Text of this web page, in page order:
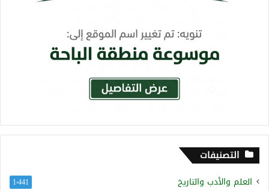
التصنيفات
العلم والأدب والتاريخ 1٬441